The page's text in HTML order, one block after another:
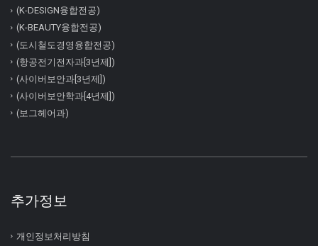
(K-DESIGN융합전공)
(K-BEAUTY융합전공)
(도시철도경영융합전공)
(항공전기전자과[3년제])
(사이버보안과[3년제])
(사이버보안학과[4년제])
(보그헤어과)
추가정보
개인정보처리방침